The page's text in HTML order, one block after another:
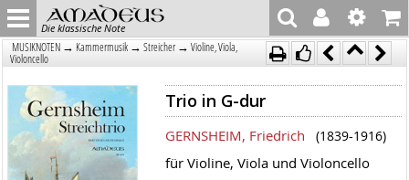
Die klassische Note
MUSIKNOTEN → Kammermusik → Streicher → Violine, Viola,
Violoncello
Trio in G-dur
GERNSHEIM, Friedrich (1839-1916)
für Violine, Viola und Violoncello